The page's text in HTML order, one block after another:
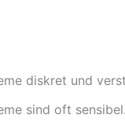
diskret und
sind oft